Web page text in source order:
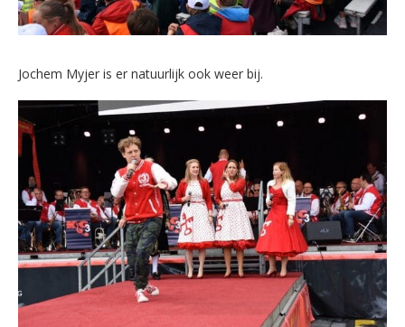
Jochem Myjer is er natuurlijk ook weer bij.